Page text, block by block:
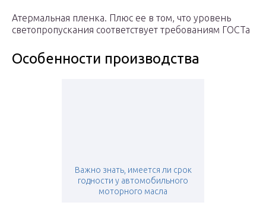
Атермальная пленка. Плюс ее в том, что уровень
светопропускания соответствует требованиям ГОСТа
Особенности производства
Важно знать, имеется ли срок
годности у автомобильного
моторного масла